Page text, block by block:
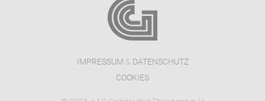
IMPRESSUM & DATENSCHUTZ
COOKIES